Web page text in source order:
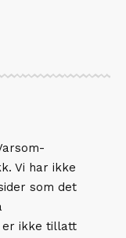
Vi har ikke
som det
er ikke tillatt